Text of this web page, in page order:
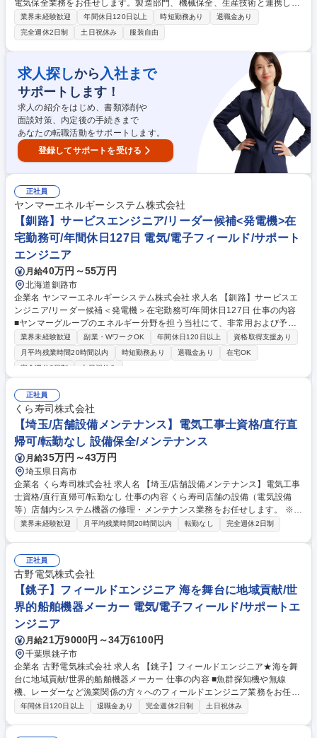
電気保全業務をお任せします。製造部門、機械保全、生産技術と連携しな
がら設備の安定稼働を支えることが求められます。 1. 設備メンテナンス
および予防保全の計画・実行 2. 突発故障への緊急対応と再発防止（トラ
ブルシューティング） 3. 生産性向上のための設備改善・仕様検討 4．新規
設備導入の信頼性検証・安全管理 募集職種 【1830】設備保全（電気系保
全領域）
業界未経験歓迎 年間休日120日以上 時短勤務あり
退職金あり
完全週休2日制
土日祝休み 服装自由
求人探しから 入社まで
サポートします！
求人の紹介をはじめ、書類添削や
面談対策、内定後の手続きまで
あなたの転職活動をサポートします。
登録してサポートを受ける
正社員
ヤンマーエネルギーシステム株式会社
【釧路】サービスエンジニア/リーダー候補<発電機>在
宅勤務可/年間休日127日 電気/電子フィールド/サポート
エンジニア
月給40万円～55万円
北海道釧路市
企業名 ヤンマーエネルギーシステム株式会社 求人名 【釧路】サービスエ
ンジニア/リーダー候補＜発電機＞在宅勤務可/年間休日127日 仕事の内容
■ヤンマーグループのエネルギー分野を担う当社にて、非常用および予備
電源などに採用されている、学校・ホテル・病院・ビルなどの公共施設で
活躍する『発電機』のメンテナンス・定期点検等をご担当いただきます。
■非常用発電機は非常時に稼働することが求められるため、定期的なメン
点検、消耗部品の交換、修理対応など予防保全の対応をお任せします。※
他、見積書・作業工程表・協力店に対する作業指示書の作成など事務作業
■必要な知識や技術は研修やOJT(まずは先輩とペアで業務)で身に着けてい
ただきます。※資格取得における受験料の負担や報奨金制度もご用意 募集
職種 【釧路】サービスエンジニア/リーダー候補＜発電機＞在宅勤務可/年
間休日127日
業界未経験歓迎 副業・WワークOK 年間休日120日以上
資格取得支援あり
月平均残業時間20時間以内
時短勤務あり 退職金あり
在宅OK
完全週休2日制
土日祝休み
正社員
くら寿司株式会社
【埼玉/店舗設備メンテナンス】電気工事士資格/直行直
帰可/転勤なし 設備保全/メンテナンス
月給35万円～43万円
埼玉県日高市
企業名 くら寿司株式会社 求人名 【埼玉/店舗設備メンテナンス】電気工事
士資格/直行直帰可/転勤なし 仕事の内容 くら寿司店舗の設備（電気設備
等）店舗内システム機器の修理・メンテナンス業務をお任せします。 ※建
物の改変を伴う業務は含まない ■該当エリアのくら寿司店舗を中心に巡回
与。ほぼ現場直行直帰の業務スタイルです■一人当たりの対応店舗は20店
舗程度で、店舗巡回による、設備・機器のメンテナンス・設備、機器の補
修、業者への依頼・進捗の確認等をお任せいたします。※宿泊を伴う出張
がまれにあります。 募集職種 【埼玉/店舗設備メンテナンス】電気工事士
資格/直行直帰可/転勤なし
業界未経験歓迎 月平均残業時間20時間以内 転勤なし 完全週休2日制
正社員
古野電気株式会社
【銚子】フィールドエンジニア 海を舞台に地域貢献/世
界的船舶機器メーカー 電気/電子フィールド/サポートエ
ンジニア
月給21万9000円～34万6100円
千葉県銚子市
企業名 古野電気株式会社 求人名 【銚子】フィールドエンジニア★海を舞
台に地域貢献/世界的船舶機器メーカー 仕事の内容 ■魚群探知機や無線
機、レーダーなど漁業関係の方々へのフィールドエンジニア業務をお任
せ。海産物はその地域の名産となるため、その多くがフルノの機器で獲ら
年間休日120日以上 退職金あり 完全週休2日制 土日祝休み